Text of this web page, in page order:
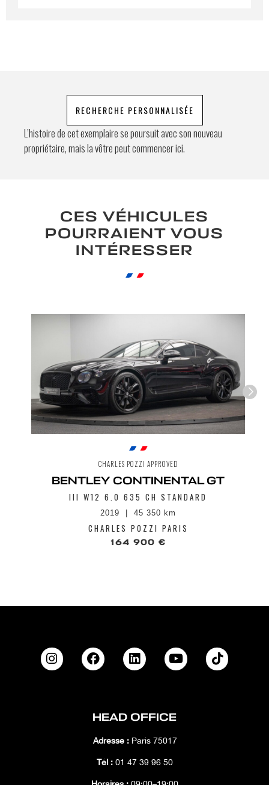
que les informations saisies soient
exploitées à des fins de relation
RECHERCHE PERSONNALISÉE
L’histoire de cet exemplaire se poursuit avec son nouveau
propriétaire, mais la vôtre peut commencer ici.
CES VÉHICULES
POURRAIENT VOUS
INTÉRESSER
CHARLES POZZI APPROVED
BENTLEY CONTINENTAL GT
III W12 6.0 635 CH STANDARD
2019 45 350 km
CHARLES POZZI PARIS
164 900 €
HEAD OFFICE
Adresse :Paris 75017
Tél : 01 47 39 96 50